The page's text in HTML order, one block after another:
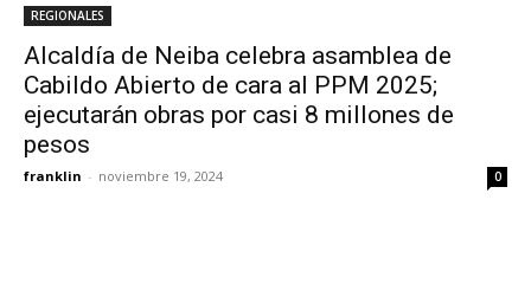
REGIONALES
Alcaldía de Neiba celebra asamblea de
Cabildo Abierto de cara al PPM 2025;
ejecutarán obras por casi 8 millones de
pesos
franklin - noviembre 19, 2024 0